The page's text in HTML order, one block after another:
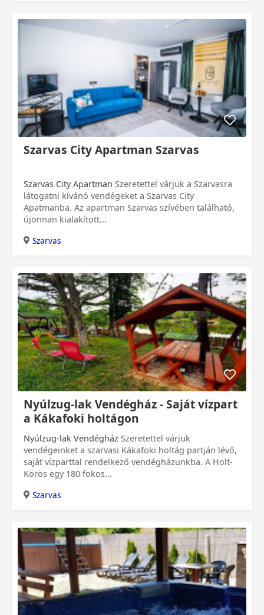
Szarvas City Apartman Szarvas
Szarvas City Apartman
látogatni kívánó vendégeket a Szarvas City
Apatmanba. Az apartman Szarvas szívében található,
újonnan kialakított...
Szarvas
Nyúlzug-lak Vendégház - Saját vízpart
a Kákafoki holtágon
Nyúlzug-lak Vendégház
vendégeinket a szarvasi Kákafoki holtág partján lévő,
saját vízparttal rendelkező vendégházunkba. A Holt-
Körös egy 180 fokos...
Szarvas